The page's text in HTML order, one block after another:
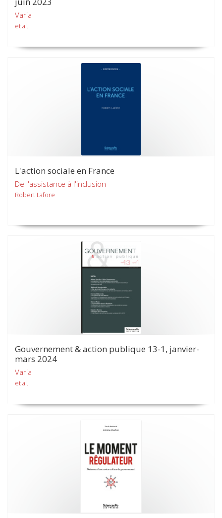
Varia
et al.
L'action sociale en France
De l'assistance à l'inclusion
Robert Lafore
Gouvernement & action publique 13-1, janvier-
mars 2024
Varia
et al.